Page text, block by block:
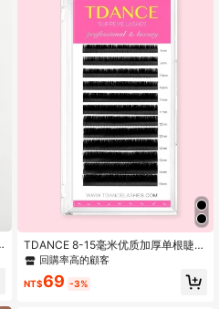
TDANCE 8-15毫米优质加厚单根睫毛
嫁接、睫毛簇、单根睫毛、假睫毛
回購率高的顧客
NT$69 -3%